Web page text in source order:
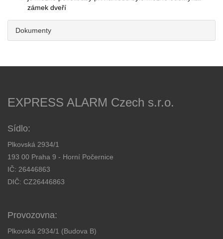
zámek dveří
Dokumenty
EXPRESS ALARM Czech s.r.o.
Sídlo:
Plkovská 2934/1
193 00 Praha 9 - Horní Počernice
IČ: 26446863
DIČ: CZ26446863
Provozovna:
Plkovská 2934/1 (Budova B)